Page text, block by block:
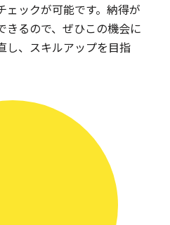
ェックが可能です。納得が
きるので、ぜひこの機会に
し、スキルアップを目指